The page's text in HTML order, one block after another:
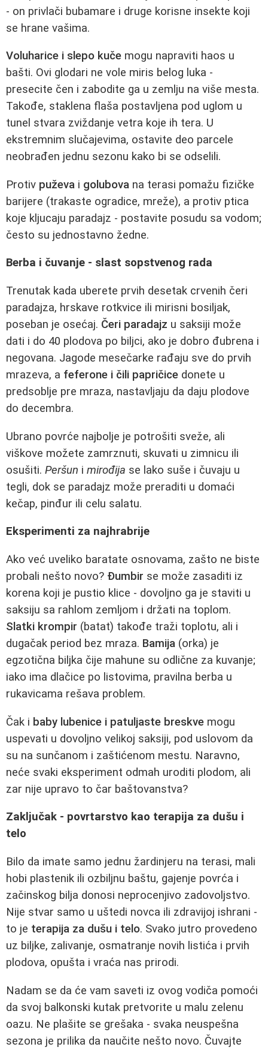
- on privlači bubamare i druge korisne insekte koji
se hrane vašima.
Voluharice i slepo kuče mogu napraviti haos u
bašti. Ovi glodari ne vole miris belog luka -
presecite čen i zabodite ga u zemlju na više mesta.
Takođe, staklena flaša postavljena pod uglom u
tunel stvara zviždanje vetra koje ih tera. U
ekstremnim slučajevima, ostavite deo parcele
neobrađen jednu sezonu kako bi se odselili.
Protiv puževa i golubova na terasi pomažu fizičke
barijere (trakaste ogradice, mreže), a protiv ptica
koje kljucaju paradajz - postavite posudu sa vodom;
često su jednostavno žedne.
Berba i čuvanje - slast sopstvenog rada
Trenutak kada uberete prvih desetak crvenih čeri
paradajza, hrskave rotkvice ili mirisni bosiljak,
poseban je osećaj. Čeri paradajz u saksiji može
dati i do 40 plodova po biljci, ako je dobro đubrena i
negovana. Jagode mesečarke rađaju sve do prvih
mrazeva, a feferone i čili papričice donete u
predsoblje pre mraza, nastavljaju da daju plodove
do decembra.
Ubrano povrće najbolje je potrošiti sveže, ali
viškove možete zamrznuti, skuvati u zimnicu ili
osušiti. Peršun i mirođija se lako suše i čuvaju u
tegli, dok se paradajz može preraditi u domaći
kečap, pinđur ili celu salatu.
Eksperimenti za najhrabrije
Ako već uveliko baratate osnovama, zašto ne biste
probali nešto novo? Đumbir se može zasaditi iz
korena koji je pustio klice - dovoljno ga je staviti u
saksiju sa rahlom zemljom i držati na toplom.
Slatki krompir (batat) takođe traži toplotu, ali i
dugačak period bez mraza. Bamija (orka) je
egzotična biljka čije mahune su odlične za kuvanje;
iako ima dlačice po listovima, pravilna berba u
rukavicama rešava problem.
Čak i baby lubenice i patuljaste breskve mogu
uspevati u dovoljno velikoj saksiji, pod uslovom da
su na sunčanom i zaštićenom mestu. Naravno,
neće svaki eksperiment odmah uroditi plodom, ali
zar nije upravo to čar baštovanstva?
Zaključak - povrtarstvo kao terapija za dušu i
telo
Bilo da imate samo jednu žardinjeru na terasi, mali
hobi plastenik ili ozbiljnu baštu, gajenje povrća i
začinskog bilja donosi neprocenjivo zadovoljstvo.
Nije stvar samo u uštedi novca ili zdravijoj ishrani -
to je terapija za dušu i telo. Svako jutro provedeno
uz biljke, zalivanje, osmatranje novih listića i prvih
plodova, opušta i vraća nas prirodi.
Nadam se da će vam saveti iz ovog vodiča pomoći
da svoj balkonski kutak pretvorite u malu zelenu
oazu. Ne plašite se grešaka - svaka neuspešna
sezona je prilika da naučite nešto novo. Čuvajte